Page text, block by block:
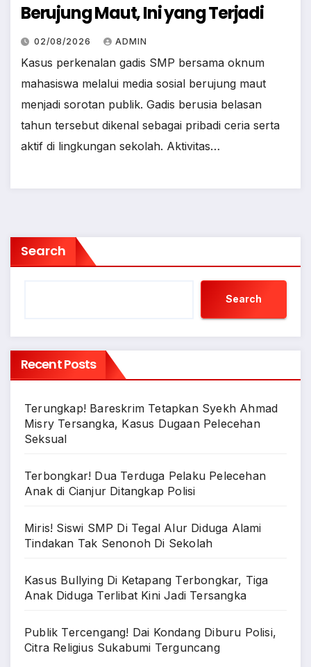
Berujung Maut, Ini yang Terjadi
02/08/2026 ADMIN
Kasus perkenalan gadis SMP bersama oknum
mahasiswa melalui media sosial berujung maut
menjadi sorotan publik. Gadis berusia belasan
tahun tersebut dikenal sebagai pribadi ceria serta
aktif di lingkungan sekolah. Aktivitas…
Search
Search
Recent Posts
Terungkap! Bareskrim Tetapkan Syekh Ahmad
Misry Tersangka, Kasus Dugaan Pelecehan
Seksual
Terbongkar! Dua Terduga Pelaku Pelecehan
Anak di Cianjur Ditangkap Polisi
Miris! Siswi SMP Di Tegal Alur Diduga Alami
Tindakan Tak Senonoh Di Sekolah
Kasus Bullying Di Ketapang Terbongkar, Tiga
Anak Diduga Terlibat Kini Jadi Tersangka
Publik Tercengang! Dai Kondang Diburu Polisi,
Citra Religius Sukabumi Terguncang